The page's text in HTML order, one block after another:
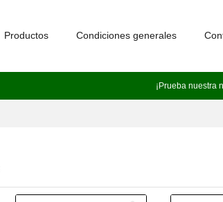
¡Prueba nuestra
Productos Condiciones generales